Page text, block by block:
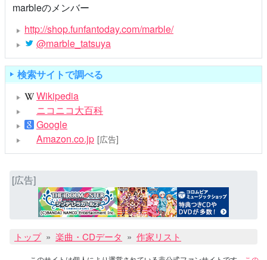
marbleのメンバー
http://shop.funfantoday.com/marble/
@marble_tatsuya
検索サイトで調べる
Wikipedia
ニコニコ大百科
Google
Amazon.co.jp [広告]
[広告]
トップ 楽曲・CDデータ 作家リスト